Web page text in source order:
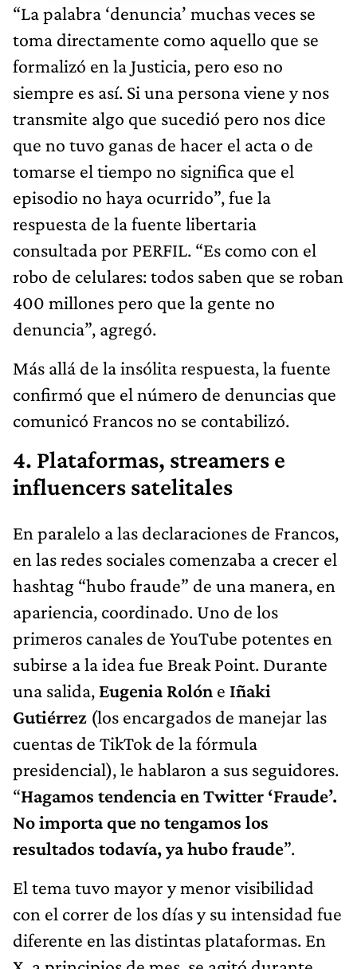
“La palabra ‘denuncia’ muchas veces se
toma directamente como aquello que se
formalizó en la Justicia, pero eso no
siempre es así. Si una persona viene y nos
transmite algo que sucedió pero nos dice
que no tuvo ganas de hacer el acta o de
tomarse el tiempo no significa que el
episodio no haya ocurrido”, fue la
respuesta de la fuente libertaria
consultada por PERFIL. “Es como con el
robo de celulares: todos saben que se roban
400 millones pero que la gente no
denuncia”, agregó.
Más allá de la insólita respuesta, la fuente
confirmó que el número de denuncias que
comunicó Francos no se contabilizó.
4. Plataformas, streamers e
influencers satelitales
En paralelo a las declaraciones de Francos,
en las redes sociales comenzaba a crecer el
hashtag “hubo fraude” de una manera, en
apariencia, coordinado. Uno de los
primeros canales de YouTube potentes en
subirse a la idea fue Break Point. Durante
una salida, Eugenia Rolón e Iñaki
Gutiérrez (los encargados de manejar las
cuentas de TikTok de la fórmula
presidencial), le hablaron a sus seguidores.
“Hagamos tendencia en Twitter ‘Fraude’.
No importa que no tengamos los
resultados todavía, ya hubo fraude”.
El tema tuvo mayor y menor visibilidad
con el correr de los días y su intensidad fue
diferente en las distintas plataformas. En